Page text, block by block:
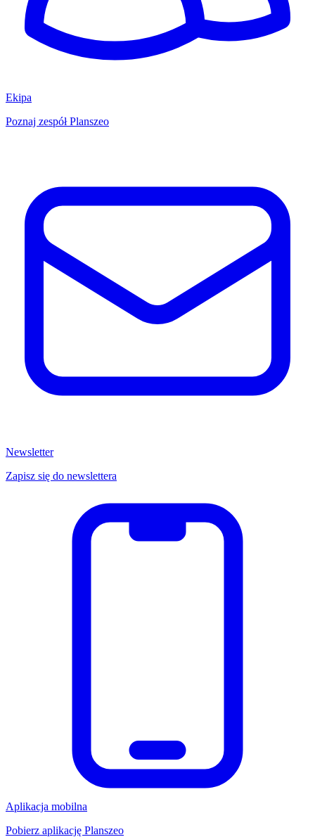
Ekipa
Poznaj zespół Planszeo
Newsletter
Zapisz się do newslettera
Aplikacja mobilna
Pobierz aplikację Planszeo